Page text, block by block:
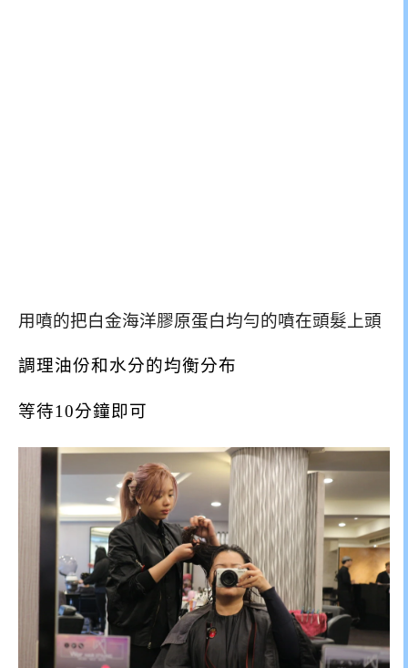
用噴的把白金海洋膠原蛋白均勻的噴在頭髮上頭
調理油份和水分的均衡分布
等待10分鐘即可